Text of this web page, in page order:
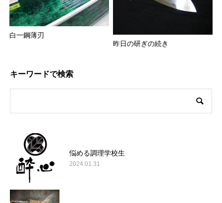
白一鋼薄刃
昨日の研ぎの続き
キーワードで検索
悩める調理学校生
2024.01.31